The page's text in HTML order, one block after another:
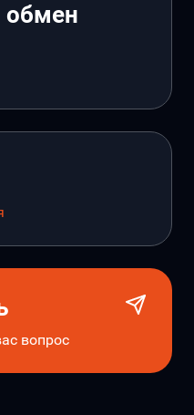
обмен
вопрос